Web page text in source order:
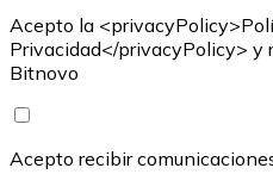
Acepto la
Privacidad</privacyPolicy> y
Bitnovo
Acepto recibir